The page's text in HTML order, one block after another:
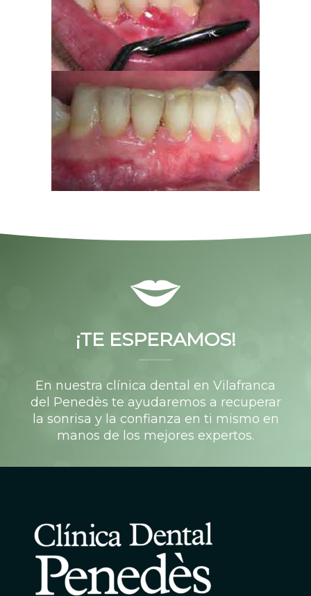
¡TE ESPERAMOS!
En nuestra clínica dental en Vilafranca
del Penedès te ayudaremos a recuperar
la sonrisa y la confianza en ti mismo en
manos de los mejores expertos.